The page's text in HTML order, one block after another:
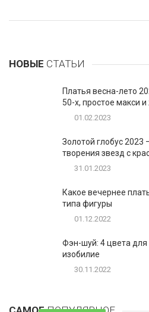
НОВЫЕ СТАТЬИ
Платья весна-лето
50-х, простое макси
01.02.2023
Золотой глобус
творения звезд с
31.01.2023
Какое вечернее
типа фигуры
01.12.2022
Фэн-шуй: 4 цвета для
изобилие
30.11.2022